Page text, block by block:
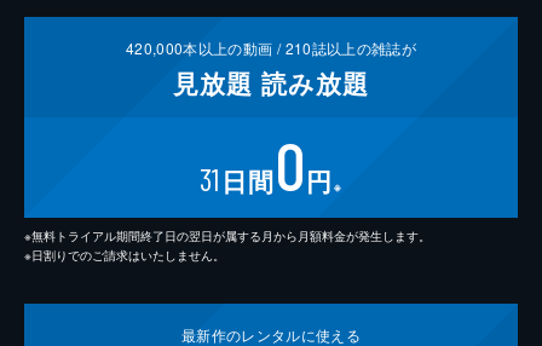
420,000本以上の動画 /210誌以上の雑誌が
見放題 読み放題
31 日間0円 ※
※無料トライアル期間終了日の翌日が属する月から月額料金が発生します。
※日割りでのご請求はいたしません。
最新作のレンタルに使える